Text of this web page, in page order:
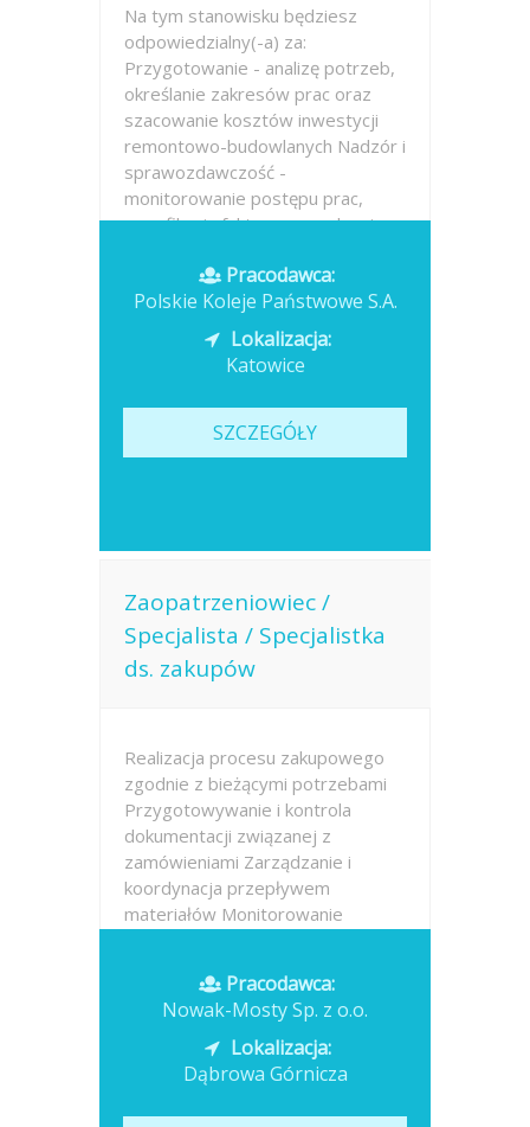
Na tym stanowisku będziesz
odpowiedzialny(-a) za:
Przygotowanie - analizę potrzeb,
określanie zakresów prac oraz
szacowanie kosztów inwestycji
remontowo-budowlanych Nadzór i
sprawozdawczość -
monitorowanie postępu prac,
weryfikacja faktur, prowadzenie...
Opublikowano: dzisiajPracodawca:
Polskie Koleje Państwowe S.A.
Lokalizacja:
Katowice
SZCZEGÓŁY
Zaopatrzeniowiec /
Specjalista / Specjalistka
ds. zakupów
Realizacja procesu zakupowego
zgodnie z bieżącymi potrzebami
Przygotowywanie i kontrola
dokumentacji związanej z
zamówieniami Zarządzanie i
koordynacja przepływem
materiałów Monitorowanie
Opublikowano: dzisiaj
Pracodawca:
Nowak-Mosty Sp. z o.o.
Lokalizacja:
Dąbrowa Górnicza